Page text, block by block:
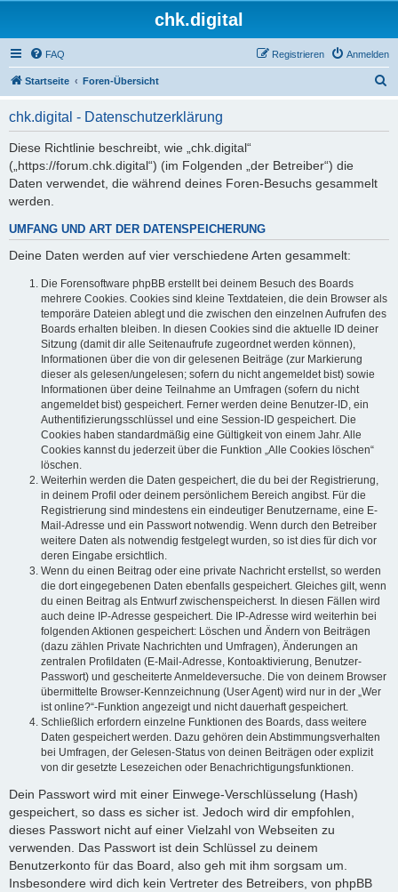
chk.digital
FAQ Anmelden
Registrieren
Startseite Foren-Übersicht
chk.digital - Datenschutzerklärung
Diese Richtlinie beschreibt, wie „chk.digital“
(„https://forum.chk.digital“) (im Folgenden „der Betreiber“) die
Daten verwendet, die während deines Foren-Besuchs gesammelt
werden.
UMFANG UND ART DER DATENSPEICHERUNG
Deine Daten werden auf vier verschiedene Arten gesammelt:
Die Forensoftware phpBB erstellt bei deinem Besuch des Boards
mehrere Cookies. Cookies sind kleine Textdateien, die dein Browser als
temporäre Dateien ablegt und die zwischen den einzelnen Aufrufen des
Boards erhalten bleiben. In diesen Cookies sind die aktuelle ID deiner
Sitzung (damit dir alle Seitenaufrufe zugeordnet werden können),
Informationen über die von dir gelesenen Beiträge (zur Markierung
dieser als gelesen/ungelesen; sofern du nicht angemeldet bist) sowie
Informationen über deine Teilnahme an Umfragen (sofern du nicht
angemeldet bist) gespeichert. Ferner werden deine Benutzer-ID, ein
Authentifizierungsschlüssel und eine Session-ID gespeichert. Die
Cookies haben standardmäßig eine Gültigkeit von einem Jahr. Alle
Cookies kannst du jederzeit über die Funktion „Alle Cookies löschen“
löschen.
Weiterhin werden die Daten gespeichert, die du bei der Registrierung,
in deinem Profil oder deinem persönlichem Bereich angibst. Für die
Registrierung sind mindestens ein eindeutiger Benutzername, eine E-
Mail-Adresse und ein Passwort notwendig. Wenn durch den Betreiber
weitere Daten als notwendig festgelegt wurden, so ist dies für dich vor
deren Eingabe ersichtlich.
Wenn du einen Beitrag oder eine private Nachricht erstellst, so werden
die dort eingegebenen Daten ebenfalls gespeichert. Gleiches gilt, wenn
du einen Beitrag als Entwurf zwischenspeicherst. In diesen Fällen wird
auch deine IP-Adresse gespeichert. Die IP-Adresse wird weiterhin bei
folgenden Aktionen gespeichert: Löschen und Ändern von Beiträgen
(dazu zählen Private Nachrichten und Umfragen), Änderungen an
zentralen Profildaten (E-Mail-Adresse, Kontoaktivierung, Benutzer-
Passwort) und gescheiterte Anmeldeversuche. Die von deinem Browser
übermittelte Browser-Kennzeichnung (User Agent) wird nur in der „Wer
ist online?“-Funktion angezeigt und nicht dauerhaft gespeichert.
Schließlich erfordern einzelne Funktionen des Boards, dass weitere
Daten gespeichert werden. Dazu gehören dein Abstimmungsverhalten
bei Umfragen, der Gelesen-Status von deinen Beiträgen oder explizit
von dir gesetzte Lesezeichen oder Benachrichtigungsfunktionen.
Dein Passwort wird mit einer Einwege-Verschlüsselung (Hash)
gespeichert, so dass es sicher ist. Jedoch wird dir empfohlen,
dieses Passwort nicht auf einer Vielzahl von Webseiten zu
verwenden. Das Passwort ist dein Schlüssel zu deinem
Benutzerkonto für das Board, also geh mit ihm sorgsam um.
Insbesondere wird dich kein Vertreter des Betreibers, von phpBB